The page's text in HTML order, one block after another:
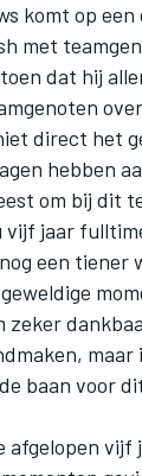
komt op een
met
dat hij
direct het
hebben
om bij dit
vijf jaar
een tiener
baan voor
afgelopen